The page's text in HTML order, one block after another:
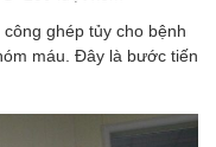
ghép tủy cho bệnh
máu. Đây là bước tiến